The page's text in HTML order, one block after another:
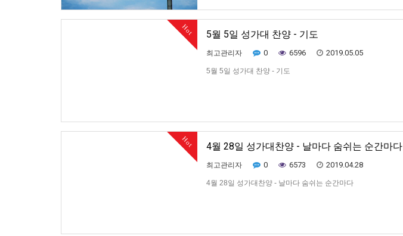
Hot 5월 5일 성가대 찬양 - 기도
최고관리자 0 6596 2019.05.05
5월 5일 성가대 찬양 - 기도
Hot 4월 28일 성가대찬양 - 날마다 숨쉬는 순간마다
최고관리자 0 6573 2019.04.28
4월 28일 성가대찬양 - 날마다 숨쉬는 순간마다